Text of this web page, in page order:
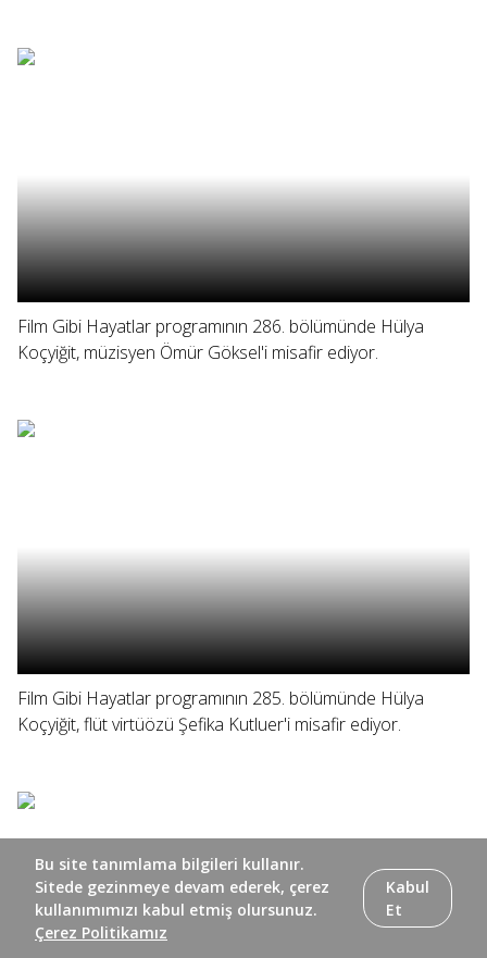
Film Gibi Hayatlar programının 286. bölümünde Hülya
Koçyiğit, müzisyen Ömür Göksel'i misafir ediyor.
Film Gibi Hayatlar programının 285. bölümünde Hülya
Koçyiğit, flüt virtüözü Şefika Kutluer'i misafir ediyor.
Bu site tanımlama bilgileri kullanır.
Sitede gezinmeye devam ederek, çerez
kullanımımızı kabul etmiş olursunuz.
Çerez Politikamız
Kabul
Et